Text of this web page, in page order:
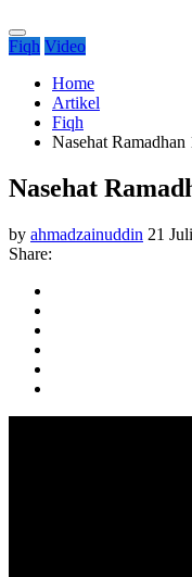
Fiqh Video
Home
Artikel
Fiqh
Nasehat
Nasehat
by ahmadzainuddin 21
Share: